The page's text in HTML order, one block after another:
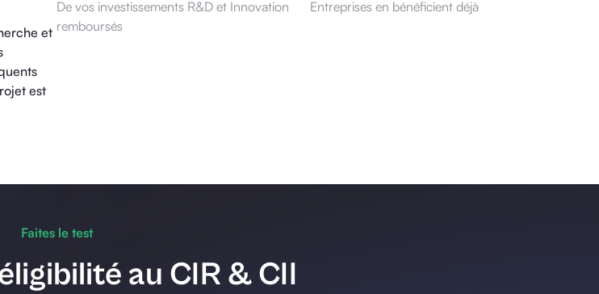
et
est
De vos investissements R&D et Innovation
remboursés
Entreprises en bénéficient déjà
Faites le test
au CIR & CII